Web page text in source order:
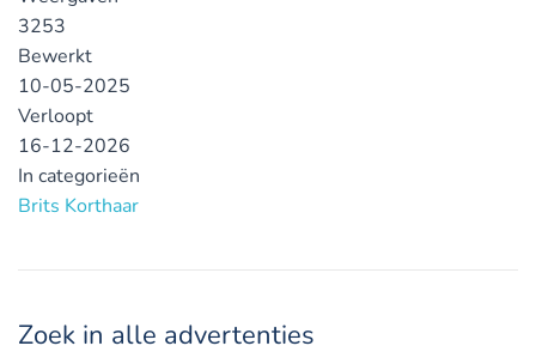
3253
Bewerkt
10-05-2025
Verloopt
16-12-2026
In categorieën
Brits Korthaar
Zoek in alle advertenties